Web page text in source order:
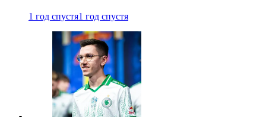
1 год спустя1 год спустя